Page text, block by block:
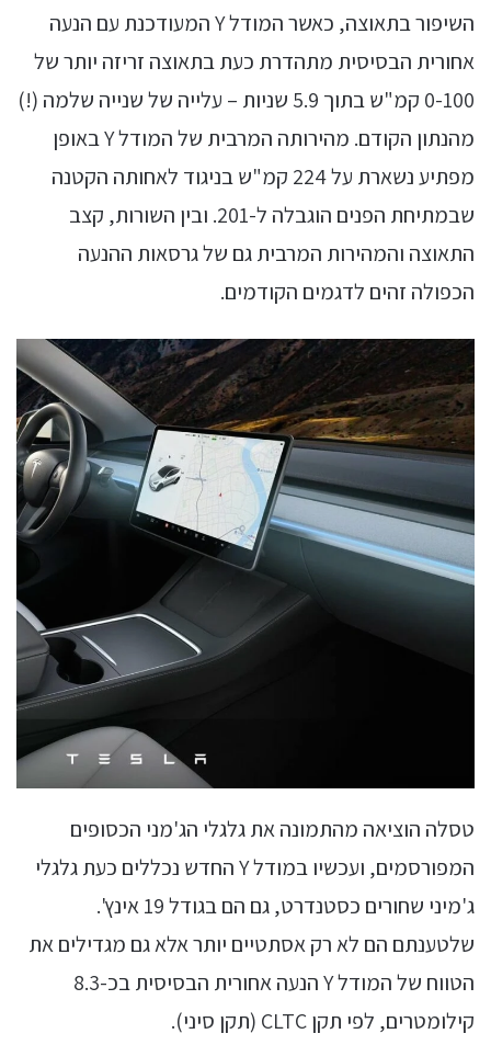
השיפור בתאוצה, כאשר המודל Y המעודכנת עם הנעה
אחורית הבסיסית מתהדרת כעת בתאוצה זריזה יותר של
0-100 קמ"ש בתוך 5.9 שניות – עלייה של שנייה שלמה (!)
מהנתון הקודם. מהירותה המרבית של המודל Y באופן
מפתיע נשארת על 224 קמ"ש בניגוד לאחותה הקטנה
שבמתיחת הפנים הוגבלה ל-201. ובין השורות, קצב
התאוצה והמהירות המרבית גם של גרסאות ההנעה
הכפולה זהים לדגמים הקודמים.
טסלה הוציאה מהתמונה את גלגלי הג'מני הכסופים
המפורסמים, ועכשיו במודל Y החדש נכללים כעת גלגלי
ג'מיני שחורים כסטנדרט, גם הם בגודל 19 אינץ'.
שלטענתם הם לא רק אסתטיים יותר אלא גם מגדילים את
הטווח של המודל Y הנעה אחורית הבסיסית בכ-8.3
קילומטרים, לפי תקן CLTC (תקן סיני).